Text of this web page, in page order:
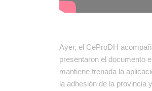
Ayer, el CeProDH
presentaron el documento
mantiene frenada la
la adhesión de la provincia